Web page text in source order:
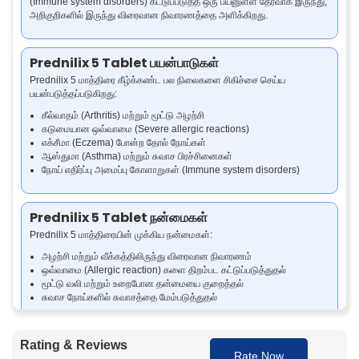
அறிகுறிகளில் இருந்து விரைவான நிவாரணத்தை அளிக்கிறது.
Prednilix 5 Tablet பயன்பாடுகள்
Prednilix 5 மாத்திரை கீழ்க்கண்ட பல நிலைகளை சிகிச்சை செய்ய
பயன்படுத்தப்படுகிறது:
கீல்வாதம் (Arthritis) மற்றும் மூட்டு அழற்சி
கடுமையான ஒவ்வாமை (Severe allergic reactions)
எக்சீமா (Eczema) போன்ற தோல் நோய்கள்
ஆஸ்துமா (Asthma) மற்றும் சுவாச பிரச்சினைகள்
நோய் எதிர்ப்பு அமைப்பு கோளாறுகள் (Immune system disorders)
Prednilix 5 Tablet நன்மைகள்
Prednilix 5 மாத்திரையின் முக்கிய நன்மைகள்:
அழற்சி மற்றும் வீக்கத்திலிருந்து விரைவான நிவாரணம்
ஒவ்வாமை (Allergic reaction) களை திறம்பட கட்டுப்படுத்துதல்
மூட்டு வலி மற்றும் உறைபோன தன்மையை குறைத்தல்
சுவாச நோய்களில் சுவாசத்தை மேம்படுத்துதல்
Prednisolone 5mg Tablet அது எப்படி வேலை
Rating & Reviews
Rate Now